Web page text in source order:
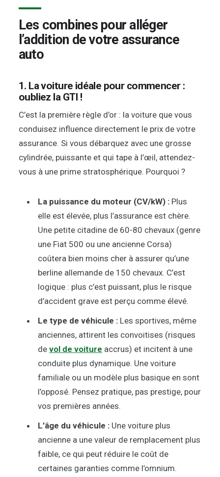
Les combines pour alléger
l’addition de votre assurance
auto
1. La voiture idéale pour commencer :
oubliez la GTI !
C’est la première règle d’or : la voiture que vous
conduisez influence directement le prix de votre
assurance. Si vous débarquez avec une grosse
cylindrée, puissante et qui tape à l’œil, attendez-
vous à une prime stratosphérique. Pourquoi ?
La puissance du moteur (CV/kW) : Plus
elle est élevée, plus l’assurance est chère.
Une petite citadine de 60-80 chevaux (genre
une Fiat 500 ou une ancienne Corsa)
coûtera bien moins cher à assurer qu’une
berline allemande de 150 chevaux. C’est
logique : plus c’est puissant, plus le risque
d’accident grave est perçu comme élevé.
Le type de véhicule : Les sportives, même
anciennes, attirent les convoitises (risques
de vol de voiture accrus) et incitent à une
conduite plus dynamique. Une voiture
familiale ou un modèle plus basique en sont
l’opposé. Pensez pratique, pas prestige, pour
vos premières années.
L’âge du véhicule : Une voiture plus
ancienne a une valeur de remplacement plus
faible, ce qui peut réduire le coût de
certaines garanties comme l’omnium.